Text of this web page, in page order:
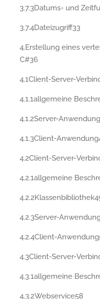
3.7.3Datums- und
3.7.4Dateizugriff33
4.Erstellung eines
C#36
4.1Client-Server-
4.1.1allgemeine
4.1.2Server-
4.1.3Client-
4.2Client-Server-
4.2.1allgemeine
4.2.3Server-
4.2.4Client-
4.3Client-Server-
4.3.1allgemeine
4.3.2Webservice58